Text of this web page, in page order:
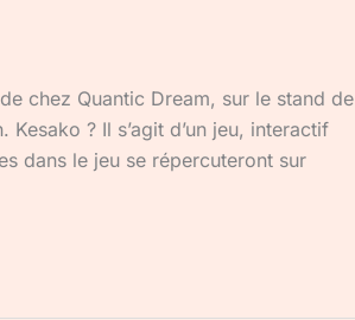
chez Quantic Dream, sur le stand de
? Il s’agit d’un jeu, interactif
dans le jeu se répercuteront sur